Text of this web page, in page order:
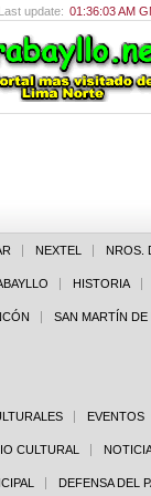
Last update: 01:36:03 AM
NEXTEL NROS.
HISTORIA
SAN MARTÍN DE
EVENTOS
CULTURAL
DEFENSA DEL